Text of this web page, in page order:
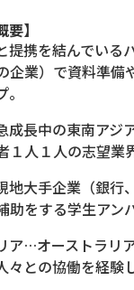
要】
携を結んでいる
企業）で資料準
長中の東南アジ
１人１人の志望業
大手企業（銀行
助をする学生アン
ア…オーストラリ
々との協働を経験